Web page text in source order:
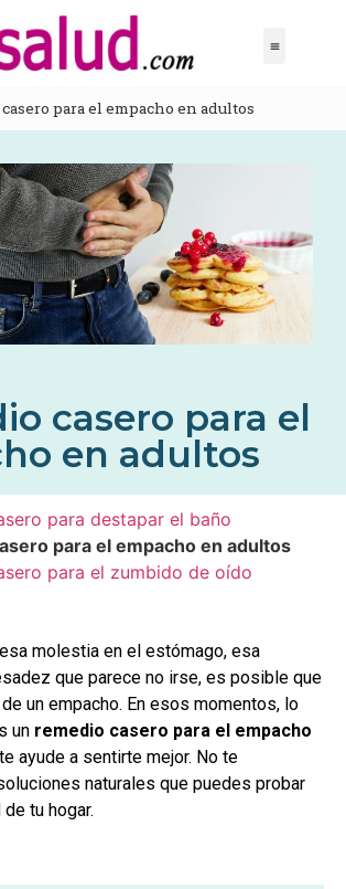
para el empacho en adultos
casero para el
en adultos
para destapar el baño
para el empacho en adultos
para el zumbido de oído
molestia en el estómago, esa
que parece no irse, es posible que
un empacho. En esos momentos, lo
un remedio casero para el empacho
ayude a sentirte mejor. No te
naturales que puedes probar
tu hogar.